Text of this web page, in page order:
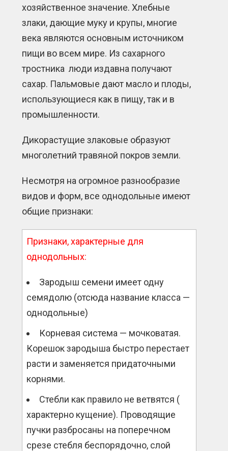
хозяйственное значение. Хлебные
злаки, дающие муку и крупы, многие
века являются основным источником
пищи во всем мире. Из сахарного
тростника люди издавна получают
сахар. Пальмовые дают масло и плоды,
использующиеся как в пищу, так и в
промышленности.
Дикорастущие злаковые образуют
многолетний травяной покров земли.
Несмотря на огромное разнообразие
видов и форм, все однодольные имеют
общие признаки:
Признаки, характерные для
однодольных:
Зародыш семени имеет одну
семядолю (отсюда название класса —
однодольные)
Корневая система — мочковатая.
Корешок зародыша быстро перестает
расти и заменяется придаточными
корнями.
Стебли как правило не ветвятся (
характерно кущение). Проводящие
пучки разбросаны на поперечном
срезе стебля беспорядочно, слой